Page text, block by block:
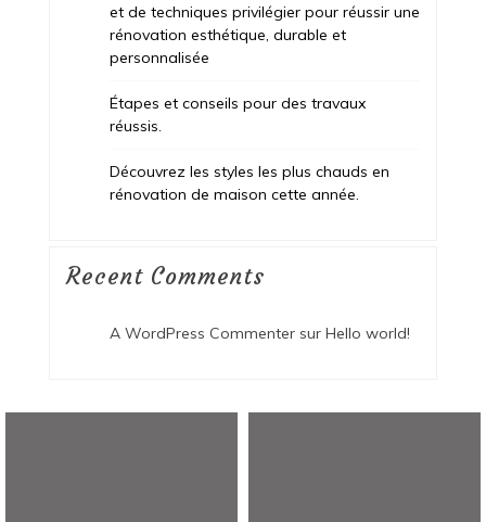
et de techniques privilégier pour réussir une
rénovation esthétique, durable et
personnalisée
Étapes et conseils pour des travaux
réussis.
Découvrez les styles les plus chauds en
rénovation de maison cette année.
Recent Comments
A WordPress Commentersur Hello world!